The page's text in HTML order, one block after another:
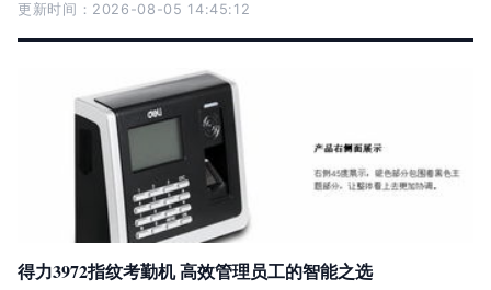
更新时间：2026-08-05 14:45:12
得力3972指纹考勤机 高效管理员工的智能之选